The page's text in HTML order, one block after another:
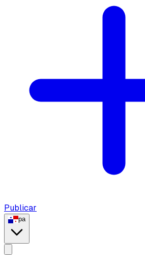
Publicar
pa